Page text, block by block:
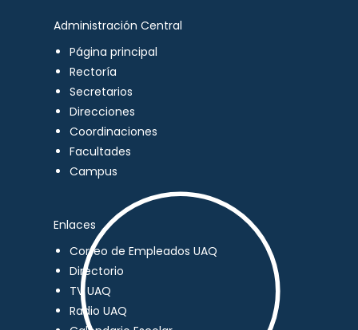
Administración Central
Página principal
Rectoría
Secretarios
Direcciones
Coordinaciones
Facultades
Campus
Enlaces
Correo de Empleados UAQ
Directorio
TV UAQ
Radio UAQ